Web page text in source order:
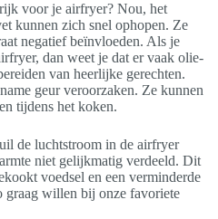
voor je airfryer? Nou, het
kunnen zich snel ophopen. Ze
negatief beïnvloeden. Als je
dan weet je dat er vaak olie-
van heerlijke gerechten.
geur veroorzaken. Ze kunnen
tijdens het koken.
de luchtstroom in de airfryer
niet gelijkmatig verdeeld. Dit
voedsel en een verminderde
graag willen bij onze favoriete